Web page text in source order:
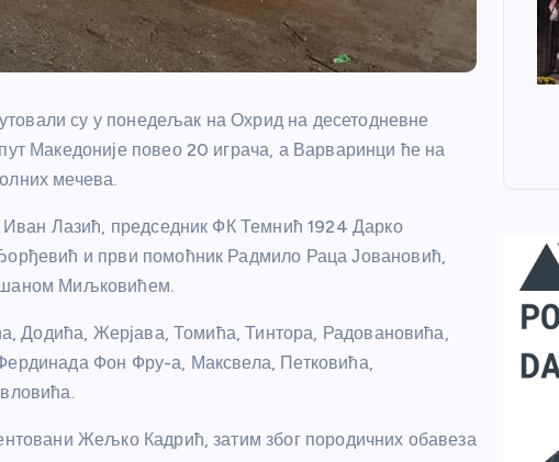
су у понедељак на Охрид на десетодневне
Македоније повео 20 играча, а Варваринци ће на
мечева.
Иван Лазић, председник ФК Темнић 1924 Дарко
и први помоћник Радмило Раца Јовановић,
Миљковићем.
Додића, Жерјава, Томића, Тинтора, Радовановића,
Фон Фру-а, Максвела, Петковића,
Жељко Кадрић, затим због породичних обавеза